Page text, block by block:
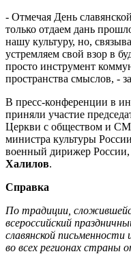
- Отмечая День
только отдаем дань
нашу культуру, но,
устремляем свой взор в
просто инструмент
пространства смыслов, -
В пресс-конференции в
приняли участие
Церкви с обществом и
министра культуры России
военный дирижер России,
Халилов.
Справка
По традиции,
всероссийский
славянской
во всех регионах страны